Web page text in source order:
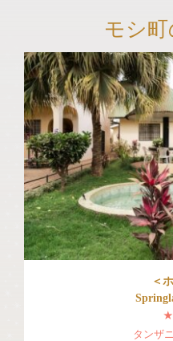
モシ
＜
タンザ